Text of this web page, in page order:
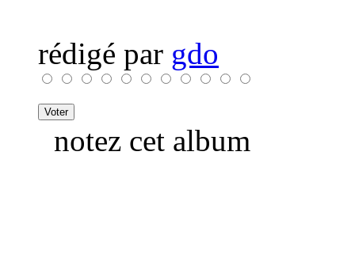
rédigé par gdo
notez cet album